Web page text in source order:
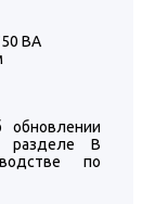
ВА
разделе В
по